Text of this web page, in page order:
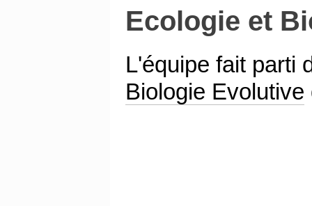
Ecologie et
L'équipe fait parti
Biologie Evolutive